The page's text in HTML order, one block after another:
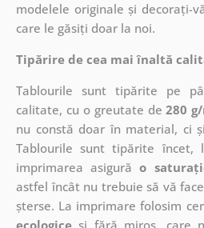
modelele originale și decorați-
care le găsiți doar la noi.
Tipărire de cea mai înaltă
Tablourile sunt tipărite pe
calitate, cu o greutate de280
nu constă doar în material, ci
Tablourile sunt tipărite
imprimarea asigurăo
astfel încât nu trebuie să vă
șterse. La imprimare folosim